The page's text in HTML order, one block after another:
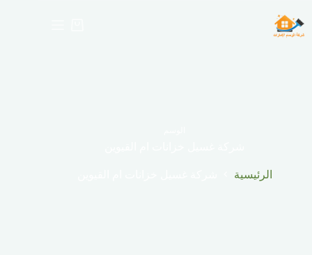
إلى
المحتوى
الرئيسية